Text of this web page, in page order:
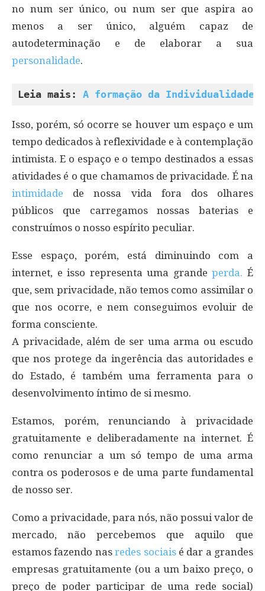
no num ser único, ou num ser que aspira ao
menos a ser único, alguém capaz de
autodeterminação e de elaborar a sua
personalidade.
Leia mais: A formação da Individualidade
Isso, porém, só ocorre se houver um espaço e um
tempo dedicados à reflexividade e à contemplação
intimista. E o espaço e o tempo destinados a essas
atividades é o que chamamos de privacidade. É na
intimidade de nossa vida fora dos olhares
públicos que carregamos nossas baterias e
construímos o nosso espírito peculiar.
Esse espaço, porém, está diminuindo com a
internet, e isso representa uma grandeperda. É
que, sem privacidade, não temos como assimilar o
que nos ocorre, e nem conseguimos evoluir de
forma consciente.
A privacidade, além de ser uma arma ou escudo
que nos protege da ingerência das autoridades e
do Estado, é também uma ferramenta para o
desenvolvimento íntimo de si mesmo.
Estamos, porém, renunciando à privacidade
gratuitamente e deliberadamente na internet. É
como renunciar a um só tempo de uma arma
contra os poderosos e de uma parte fundamental
de nosso ser.
Como a privacidade, para nós, não possui valor de
mercado, não percebemos que aquilo que
estamos fazendo nasredes sociaisé dar a grandes
empresas gratuitamente (ou a um baixo preço, o
preço de poder participar de uma rede social)